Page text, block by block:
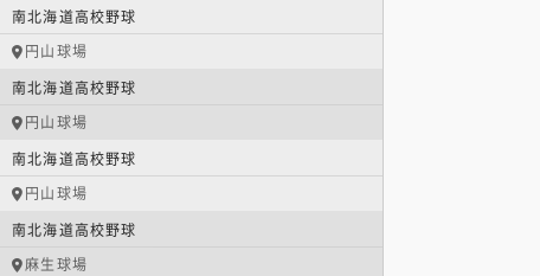
南北海道高校野球
円山球場
南北海道高校野球
円山球場
南北海道高校野球
円山球場
南北海道高校野球
麻生球場